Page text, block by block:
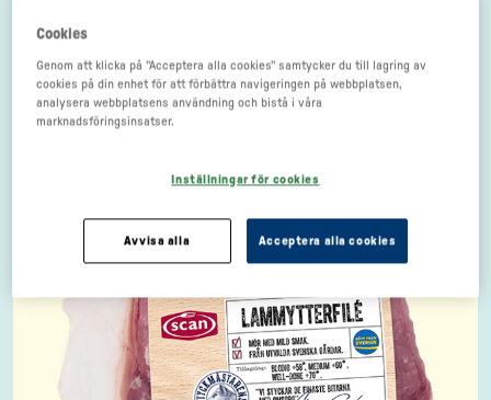
Cookies
Genom att klicka på "Acceptera alla cookies" samtycker du till lagring av
cookies på din enhet för att förbättra navigeringen på webbplatsen,
analysera webbplatsens användning och bistå i våra
marknadsföringsinsatser.
Inställningar för cookies
Avvisa alla Acceptera alla cookies